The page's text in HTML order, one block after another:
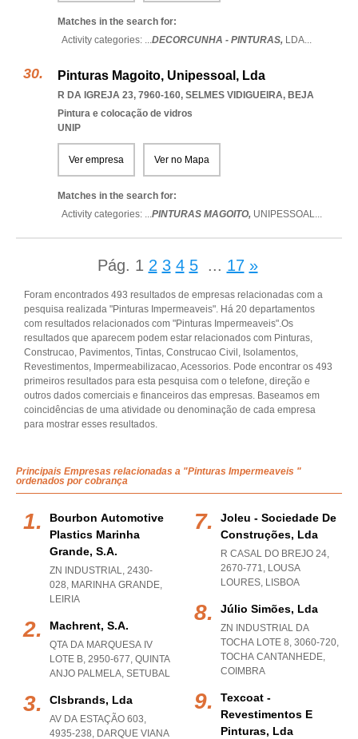
Matches in the search for:
Activity categories: ...DECORCUNHA - PINTURAS, LDA...
Pinturas Magoito, Unipessoal, Lda
R DA IGREJA 23, 7960-160, SELMES VIDIGUEIRA, BEJA
Pintura e colocação de vidros
UNIP
Ver empresa Ver no Mapa
Matches in the search for:
Activity categories: ...PINTURAS MAGOITO, UNIPESSOAL...
Pág. 1 2 3 4 5 ... 17 »
Foram encontrados 493 resultados de empresas relacionadas com a
pesquisa realizada "Pinturas Impermeaveis". Há 20 departamentos
com resultados relacionados com "Pinturas Impermeaveis".Os
resultados que aparecem podem estar relacionados com Pinturas,
Construcao, Pavimentos, Tintas, Construcao Civil, Isolamentos,
Revestimentos, Impermeabilizacao, Acessorios. Pode encontrar os 493
primeiros resultados para esta pesquisa com o telefone, direção e
outros dados comerciais e financeiros das empresas. Baseamos em
coincidências de uma atividade ou denominação de cada empresa
para mostrar esses resultados.
Principais Empresas relacionadas a "Pinturas Impermeaveis "
ordenados por cobrança
Bourbon Automotive
Plastics Marinha
Grande, S.a.
ZN INDUSTRIAL, 2430-
028, MARINHA GRANDE,
LEIRIA
Machrent, S.a.
QTA DA MARQUESA IV
LOTE B, 2950-677, QUINTA
ANJO PALMELA, SETUBAL
Clsbrands, Lda
AV DA ESTAÇÃO 603,
4935-238, DARQUE VIANA
Joleu - Sociedade De
Construções, Lda
R CASAL DO BREJO 24,
2670-771, LOUSA
LOURES, LISBOA
Júlio Simões, Lda
ZN INDUSTRIAL DA
TOCHA LOTE 8, 3060-720,
TOCHA CANTANHEDE,
COIMBRA
Texcoat -
Revestimentos E
Pinturas, Lda